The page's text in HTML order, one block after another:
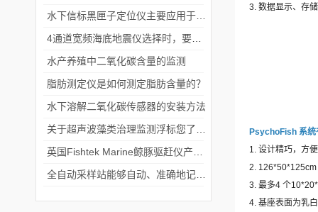
3. 数据显示、存
PsychoFish 系统
1. 设计精巧，方
2. 126*50*125cm
3. 最多4 个
4. 基座表面为乳
水产养殖中二氧化碳含量的监测
脂肪测定仪是如何测定脂肪含量的？
水下溶解二氧化碳传感器的安装方法